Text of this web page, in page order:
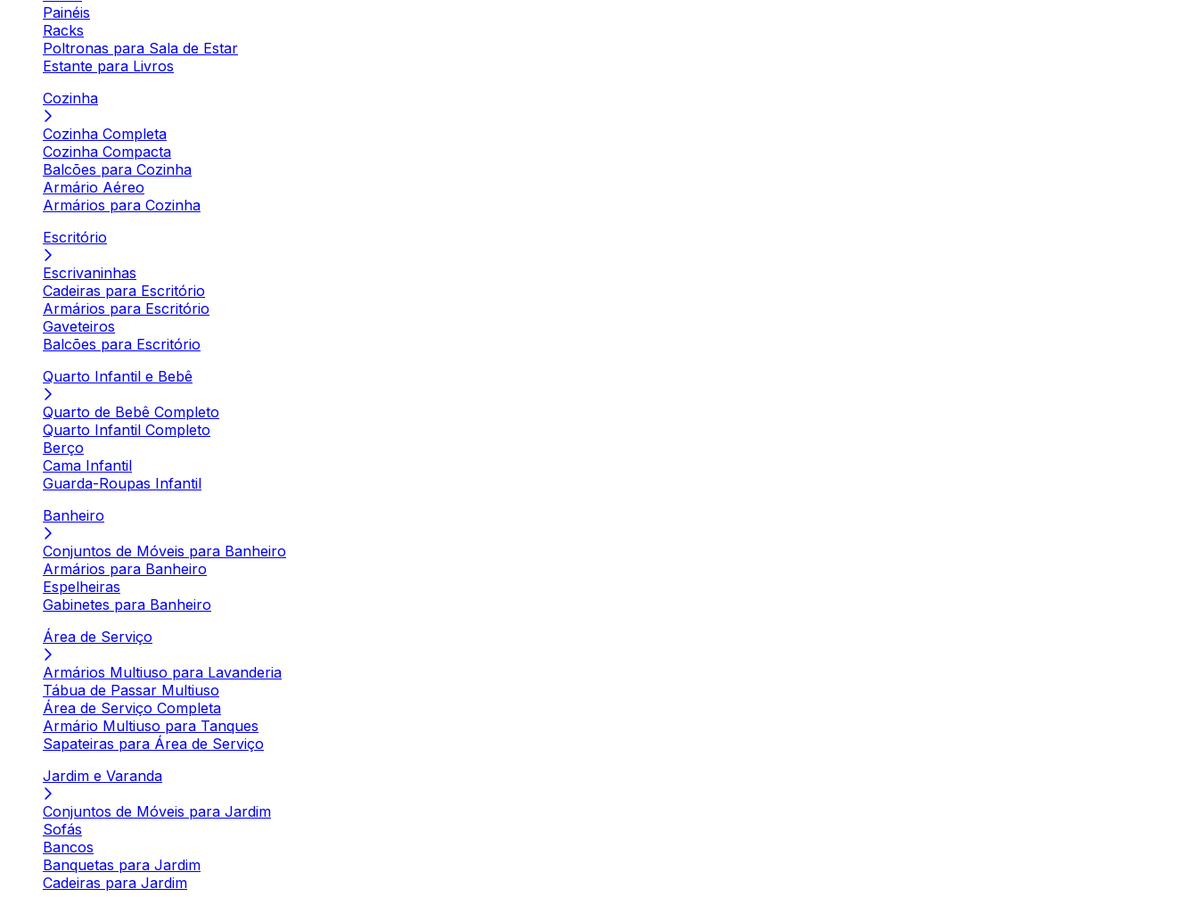
Painéis
Racks
Poltronas para Sala de Estar
Estante para Livros
Cozinha
Cozinha Completa
Cozinha Compacta
Balcões para Cozinha
Armário Aéreo
Armários para Cozinha
Escritório
Escrivaninhas
Cadeiras para Escritório
Armários para Escritório
Gaveteiros
Balcões para Escritório
Quarto Infantil e Bebê
Quarto de Bebê Completo
Quarto Infantil Completo
Berço
Cama Infantil
Guarda-Roupas Infantil
Banheiro
Conjuntos de Móveis para Banheiro
Armários para Banheiro
Espelheiras
Gabinetes para Banheiro
Área de Serviço
Armários Multiuso para Lavanderia
Tábua de Passar Multiuso
Área de Serviço Completa
Armário Multiuso para Tanques
Sapateiras para Área de Serviço
Jardim e Varanda
Conjuntos de Móveis para Jardim
Sofás
Bancos
Banquetas para Jardim
Cadeiras para Jardim